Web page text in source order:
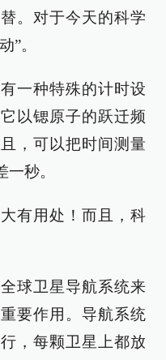
。对于今天的科学
”。
一种特殊的计时设
以锶原子的跃迁频
，可以把时间测量
秒。
有用处！而且，科
球卫星导航系统来
要作用。导航系统
，每颗卫星上都放